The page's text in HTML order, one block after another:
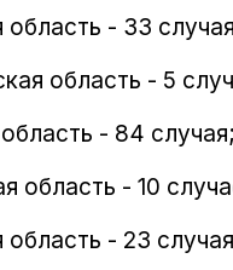
область - 33
область - 5
- 84 случая;
область - 10
область - 23